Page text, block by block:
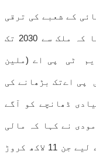
کے شعبے کی ترقی
میں حصہ لینے کی دعوت دیتے ہوئے کہا کہ ملک سے 2030 تک
کی صلاحیت 254 ایم ایم ٹی پی اے (ملین
ایم ایم ٹی پی اےتک بڑھانے کی
ڈھانچے کو آگے
نے کہا کہ مالی
سال 25 کے بجٹ میں بنیادی ڈھانچے کے لیے جن 11 لاکھ کروڑ